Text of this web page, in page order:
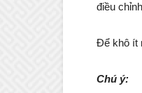
điều
Để khô ít
Chú ý: